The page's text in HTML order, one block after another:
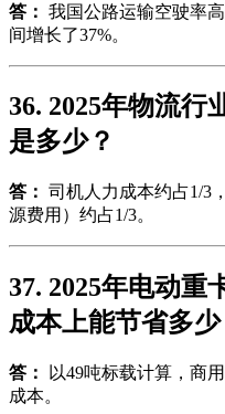
答： 我国公路运输空驶率
间增长了37%。
36. 2025年物流行
是多少？
答： 司机人力成本约占1/3
源费用）约占1/3。
37. 2025年电动重
成本上能节省多少
答：
以49吨标载计算，商
成本。